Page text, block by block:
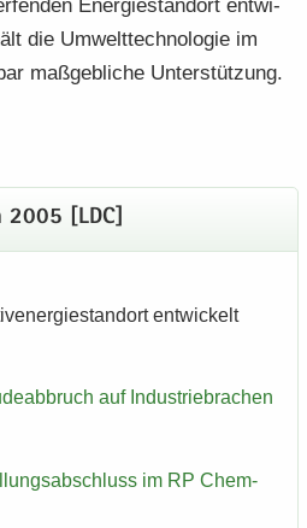
En­er­gie­stand­ort ent­wi­
die Um­welt­tech­no­lo­gie im
maß­geb­li­che Un­ter­stüt­zung.
2005 [LDC]
ent­wi­ckelt
auf In­dus­trie­bra­chen
im RP Chem­